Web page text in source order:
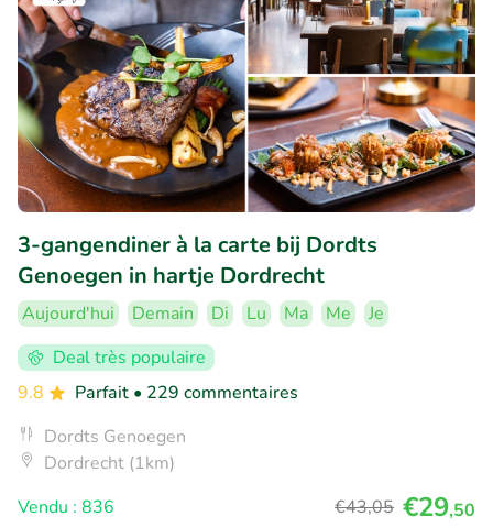
3-gangendiner à la carte bij Dordts
Genoegen in hartje Dordrecht
Aujourd'hui Demain Di Lu Ma Me
Je
Deal très populaire
9.8
Parfait • 229 commentaires
Dordts Genoegen
Dordrecht (1km)
Vendu : 836
€43,05 €29,50